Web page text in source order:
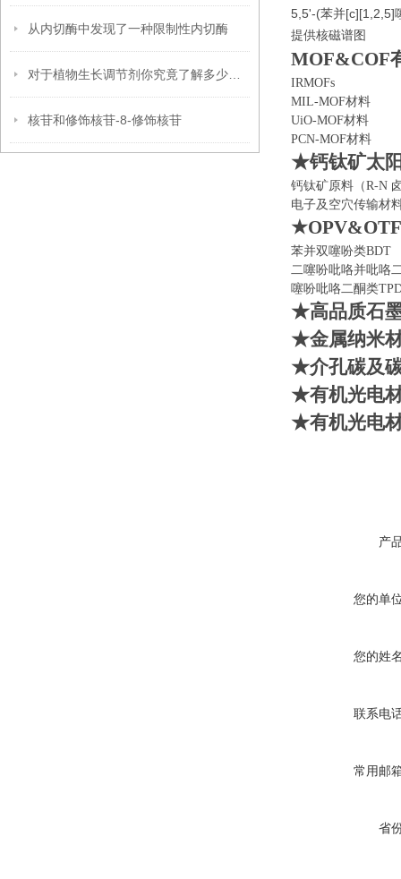
从内切酶中发现了一种限制性内切酶
核苷和修饰核苷-8-修饰核苷
5,5'-(苯并[c][1,2,5]
提供核磁谱图
MOF&COF
IRMOFs
MIL-MOF材料
UiO-MOF材料
PCN-MOF材
★钙钛矿太
钙钛矿原料（R-N
电子及空穴传输材
苯并双噻吩类
二噻吩吡咯并吡咯
噻吩吡咯二酮类
★高品质石
★金属纳米
★介孔碳及
★有机光电
★有机光电
产
您的单
您的姓
联系电
常用邮
省